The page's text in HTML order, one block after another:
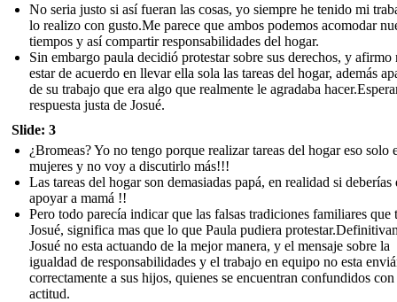
No seria justo si así fueran las cosas, yo siempre he tenido mi
lo realizo con gusto.Me parece que ambos podemos acomodar
tiempos y así compartir responsabilidades del hogar.
Sin embargo paula decidió protestar sobre sus derechos, y afirmo
estar de acuerdo en llevar ella sola las tareas del hogar, además
de su trabajo que era algo que realmente le agradaba
respuesta justa de Josué.
Slide: 3
¿Bromeas? Yo no tengo porque realizar tareas del hogar eso solo
mujeres y no voy a discutirlo más!!!
Las tareas del hogar son demasiadas papá, en realidad si deberías
apoyar a mamá !!
Pero todo parecía indicar que las falsas tradiciones familiares que
Josué, significa mas que lo que Paula pudiera
Josué no esta actuando de la mejor manera, y el mensaje sobre la
igualdad de responsabilidades y el trabajo en equipo no esta
correctamente a sus hijos, quienes se encuentran confundidos con
actitud.